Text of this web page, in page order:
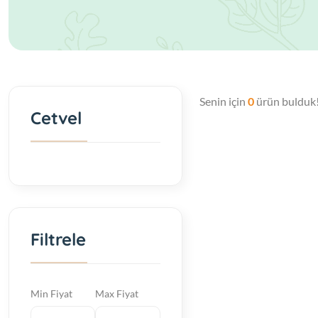
Senin için 0ürün
Cetvel
Filtrele
Min Fiyat Max Fiyat